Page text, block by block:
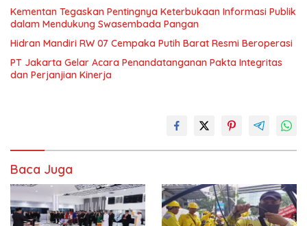
Kementan Tegaskan Pentingnya Keterbukaan Informasi Publik
dalam Mendukung Swasembada Pangan
Hidran Mandiri RW 07 Cempaka Putih Barat Resmi Beroperasi
PT Jakarta Gelar Acara Penandatanganan Pakta Integritas
dan Perjanjian Kinerja
Baca Juga